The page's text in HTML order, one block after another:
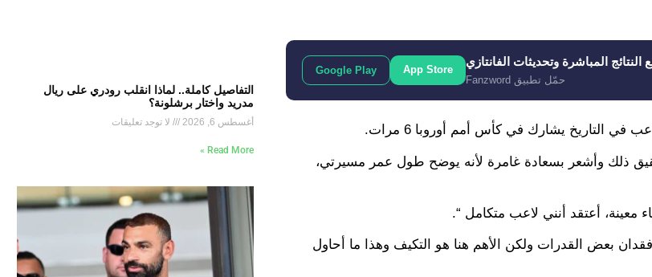
النتائج المباشرة وتحديثات الفانتازي
حمّل تطبيق Fanzword
App Store
Google Play
التاريخ يشارك في كأس أمم أوروبا 6 مرات.
ذلك وأشعر بسعادة غامرة لأنه يوضح طول عمر مسيرتي،
أعتقد أنني لاعب متكامل “.
بعض القدرات ولكن الأهم هنا هو التكيف وهذا ما أحاول
التفاصيل كاملة.. لماذا انقلب رودري على ريال
مدريد واختار برشلونة؟
أغسطس 6, 2026 لا توجد تعليقات
Read More »